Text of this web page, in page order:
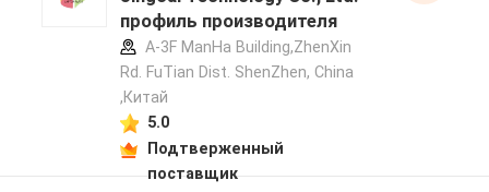
профиль производителя
A-3F ManHa Building,ZhenXin
Rd. FuTian Dist. ShenZhen, China
,Китай
5.0
Подтверженный
поставщик